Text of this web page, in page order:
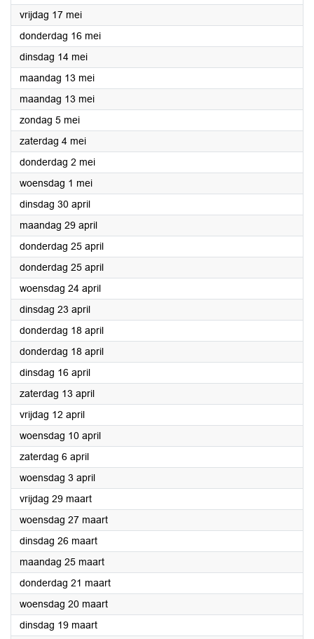
vrijdag 17 mei2024
donderdag 16 mei2024
dinsdag 14 mei2024
maandag 13 mei2024
maandag 13 mei2024
zondag 5 mei2024
zaterdag 4 mei2024
donderdag 2 mei2024
woensdag 1 mei2024
dinsdag 30 april2024
maandag 29 april2024
donderdag 25 april2024
donderdag 25 april2024
woensdag 24 april2024
dinsdag 23 april2024
donderdag 18 april2024
donderdag 18 april2024
dinsdag 16 april2024
zaterdag 13 april2024
vrijdag 12 april2024
woensdag 10 april2024
zaterdag 6 april2024
woensdag 3 april2024
vrijdag 29 maart2024
woensdag 27 maart2024
dinsdag 26 maart2024
maandag 25 maart2024
donderdag 21 maart2024
woensdag 20 maart2024
dinsdag 19 maart2024